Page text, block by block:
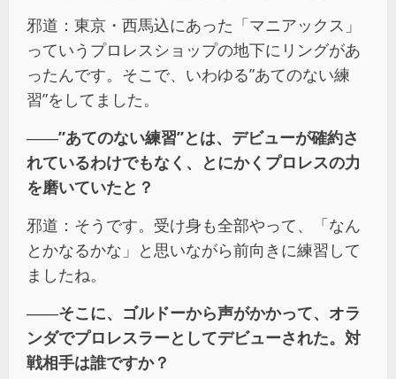
邪道：東京・西馬込にあった「マニアックス」
っていうプロレスショップの地下にリングがあ
ったんです。そこで、いわゆる”あてのない練
習”をしてました。
――”あてのない練習”とは、デビューが確約さ
れているわけでもなく、とにかくプロレスの力
を磨いていたと？
邪道：そうです。受け身も全部やって、「なん
とかなるかな」と思いながら前向きに練習して
ましたね。
――そこに、ゴルドーから声がかかって、オラ
ンダでプロレスラーとしてデビューされた。対
戦相手は誰ですか？